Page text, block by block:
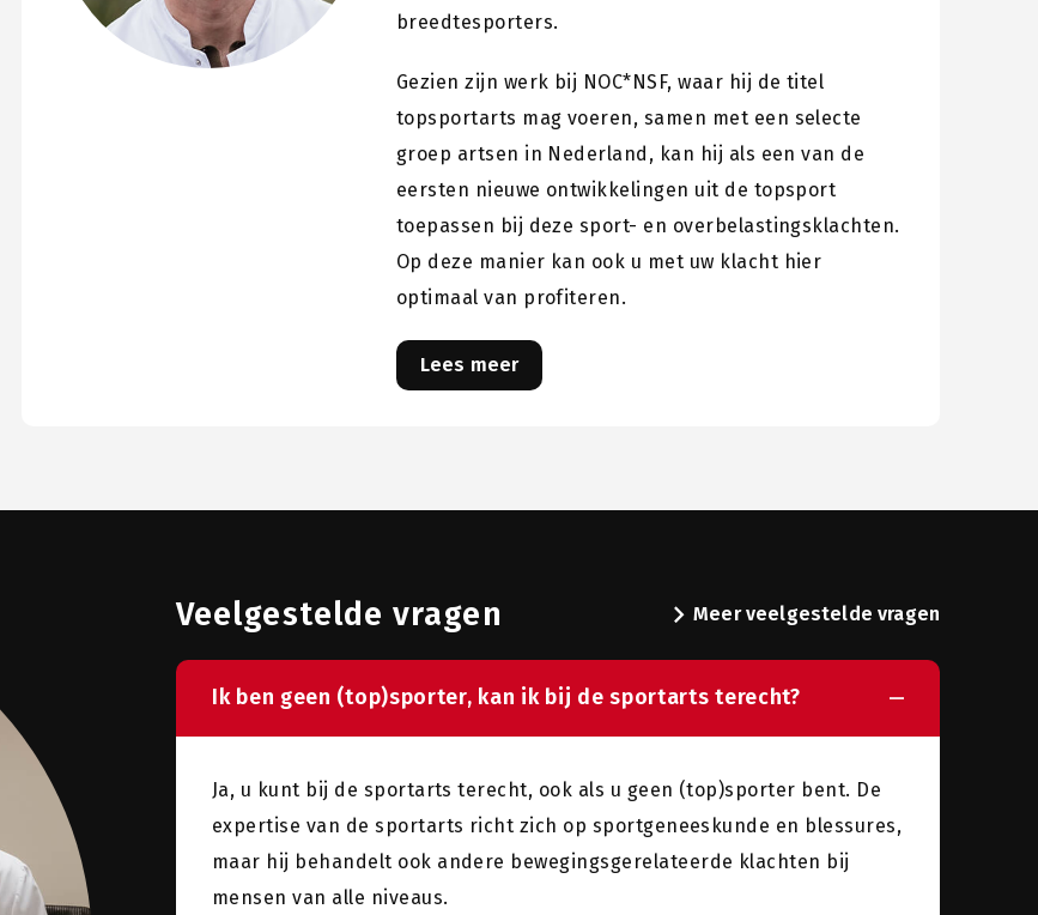
breedtesporters.
Gezien zijn werk bij NOC*NSF, waar hij de titel
topsportarts mag voeren, samen met een selecte
groep artsen in Nederland, kan hij als een van de
eersten nieuwe ontwikkelingen uit de topsport
toepassen bij deze sport- en overbelastingsklachten.
Op deze manier kan ook u met uw klacht hier
optimaal van profiteren.
Lees meer
Veelgestelde vragen chevron_rightMeer veelgestelde vragen
Ik ben geen (top)sporter, kan ik bij de sportarts terecht?
Ja, u kunt bij de sportarts terecht, ook als u geen (top)sporter bent. De
expertise van de sportarts richt zich op sportgeneeskunde en blessures,
maar hij behandelt ook andere bewegingsgerelateerde klachten bij
mensen van alle niveaus.